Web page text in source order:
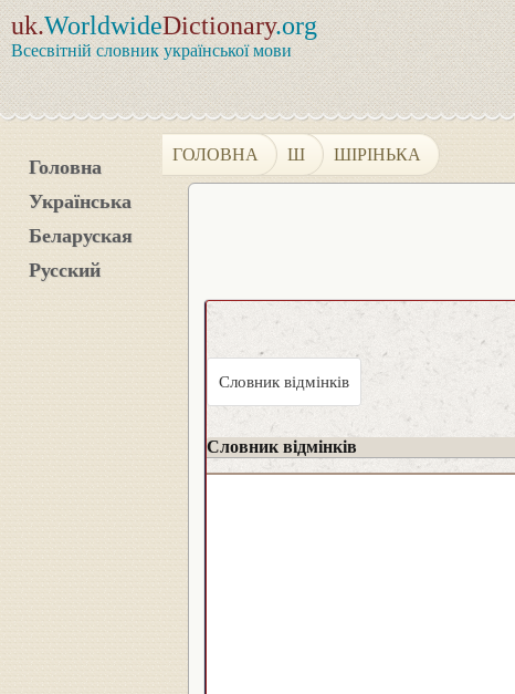
uk.WorldwideDictionary.org
Всесвітній словник української мови
Головна
Українська
Беларуская
Русский
ГОЛОВНА Ш ШІРІНЬКА
Словник відмінків
Словник відмінків